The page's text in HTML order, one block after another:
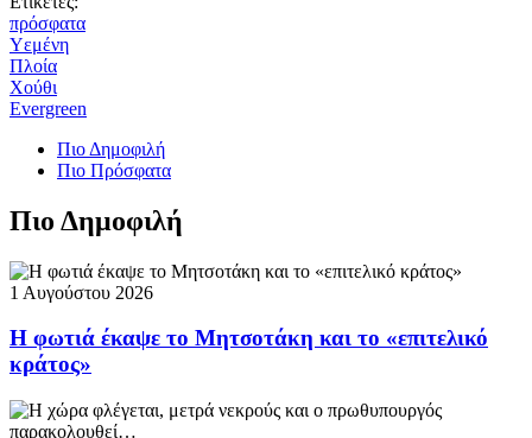
πρόσφατα
Υεμένη
Πλοία
Χούθι
Evergreen
Πιο Δημοφιλή
Πιο Πρόσφατα
Πιο Δημοφιλή
1 Αυγούστου 2026
Η φωτιά έκαψε το Μητσοτάκη και το «επιτελικό
κράτος»